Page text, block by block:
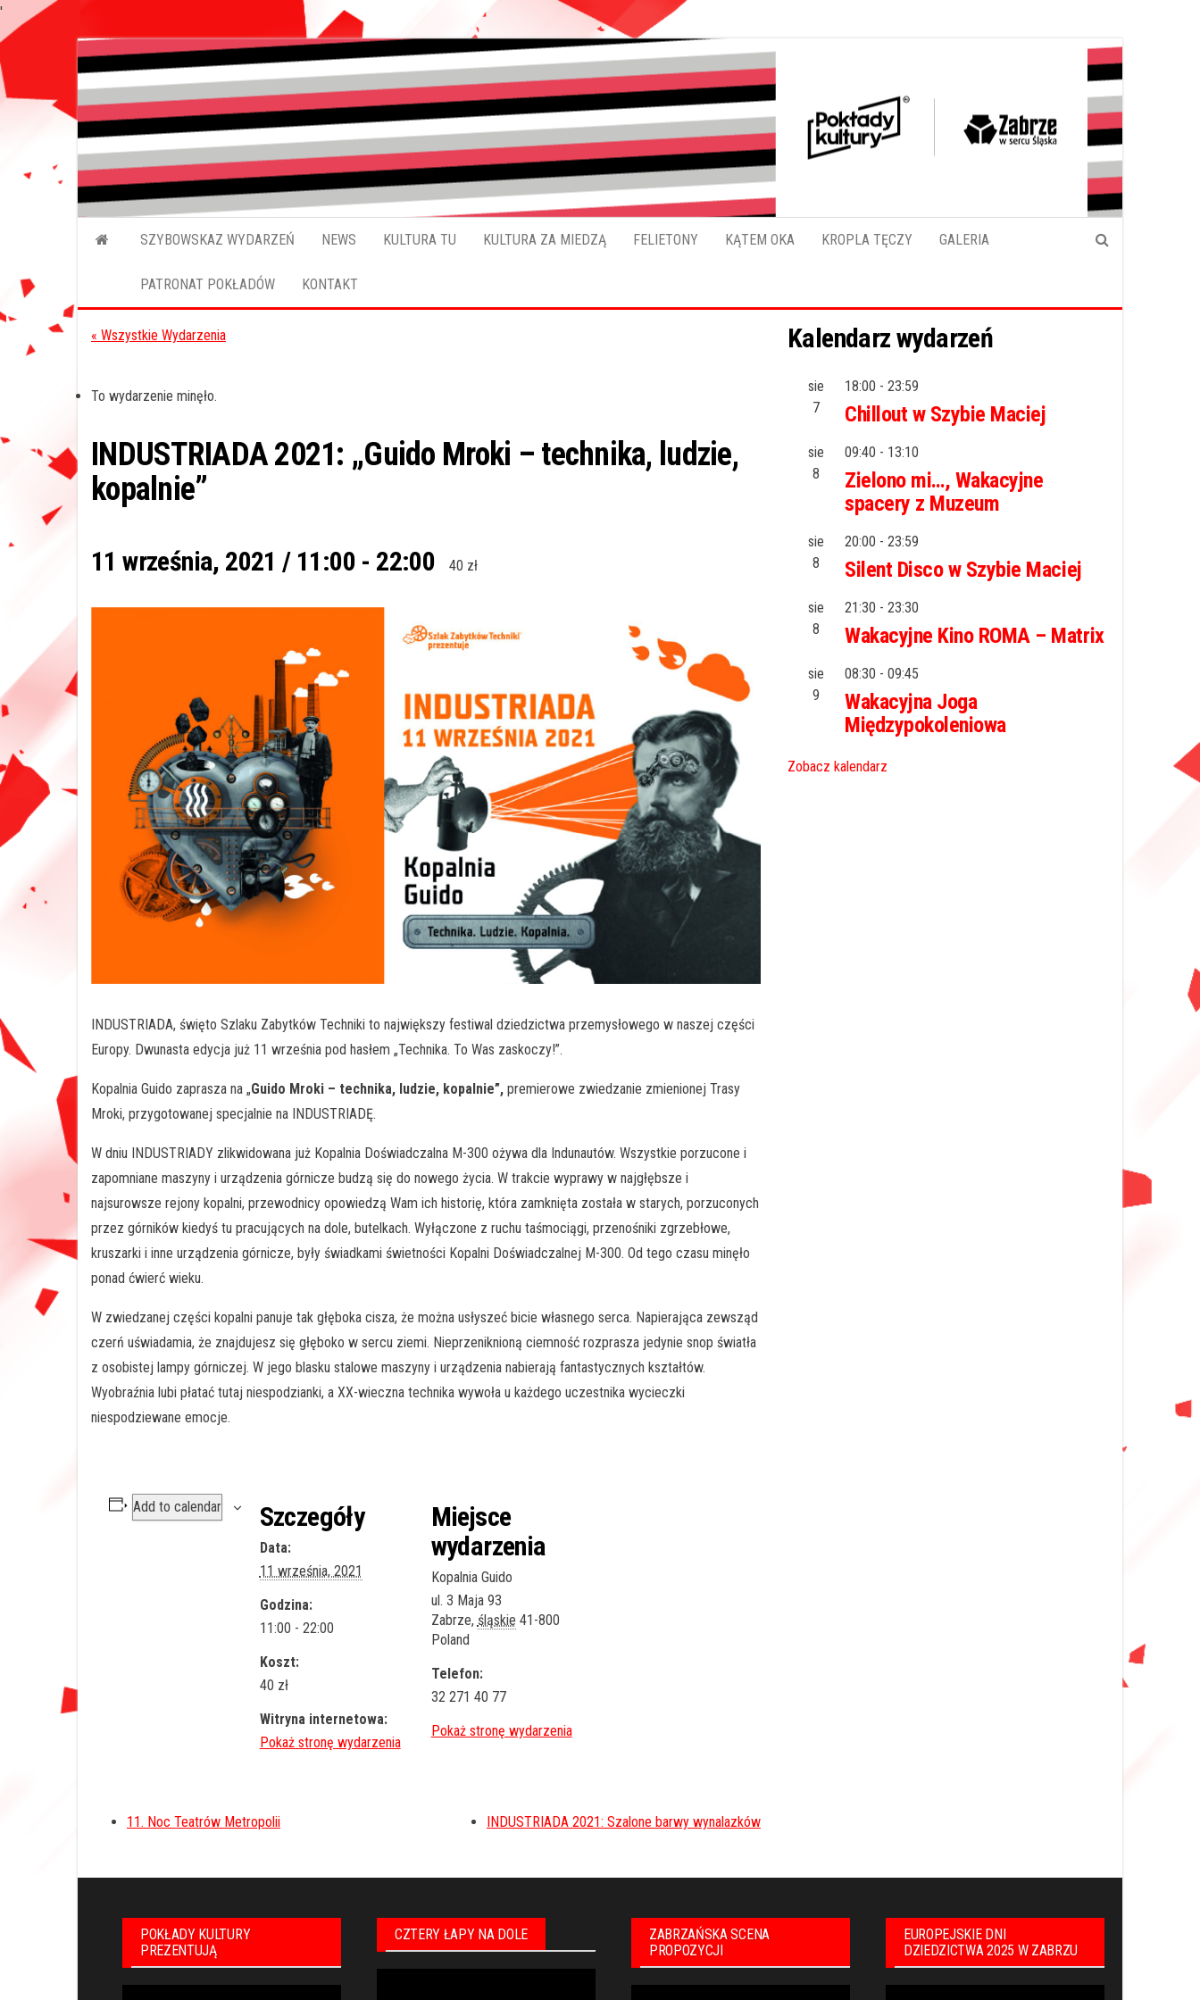
'
do
treści
Pokładykultury.eu
SZYBOWSKAZ WYDARZEŃ NEWS KULTURA TU KULTURA ZA MIEDZĄ FELIETONY KĄTEM OKA KROPLA TĘCZY GALERIA
PATRONAT POKŁADÓW KONTAKT
« Wszystkie Wydarzenia
To wydarzenie minęło.
INDUSTRIADA 2021: „Guido Mroki – technika, ludzie,
kopalnie”
11 września, 2021 / 11:00 - 22:00 40 zł
INDUSTRIADA, święto Szlaku Zabytków Techniki to największy festiwal dziedzictwa przemysłowego w naszej części
Europy. Dwunasta edycja już 11 września pod hasłem „Technika. To Was zaskoczy!”.
Kopalnia Guido zaprasza na „Guido Mroki – technika, ludzie, kopalnie”, premierowe zwiedzanie zmienionej Trasy
Mroki, przygotowanej specjalnie na INDUSTRIADĘ.
W dniu INDUSTRIADY zlikwidowana już Kopalnia Doświadczalna M-300 ożywa dla Indunautów. Wszystkie porzucone i
zapomniane maszyny i urządzenia górnicze budzą się do nowego życia. W trakcie wyprawy w najgłębsze i
najsurowsze rejony kopalni, przewodnicy opowiedzą Wam ich historię, która zamknięta została w starych, porzuconych
przez górników kiedyś tu pracujących na dole, butelkach. Wyłączone z ruchu taśmociągi, przenośniki zgrzebłowe,
kruszarki i inne urządzenia górnicze, były świadkami świetności Kopalni Doświadczalnej M-300. Od tego czasu minęło
ponad ćwierć wieku.
W zwiedzanej części kopalni panuje tak głęboka cisza, że można usłyszeć bicie własnego serca. Napierająca zewsząd
czerń uświadamia, że znajdujesz się głęboko w sercu ziemi. Nieprzeniknioną ciemność rozprasza jedynie snop światła
z osobistej lampy górniczej. W jego blasku stalowe maszyny i urządzenia nabierają fantastycznych kształtów.
Wyobraźnia lubi płatać tutaj niespodzianki, a XX-wieczna technika wywoła u każdego uczestnika wycieczki
niespodziewane emocje.
Add to calendar Szczegóły
Data:
11 września, 2021
Godzina:
11:00 - 22:00
Koszt:
40 zł
Witryna internetowa:
Miejsce
wydarzenia
Kopalnia Guido
ul. 3 Maja 93
Zabrze, śląskie 41-800
Poland
Telefon:
32 271 40 77
11. Noc Teatrów Metropolii INDUSTRIADA 2021: Szalone barwy wynalazków
Kalendarz wydarzeń
sie
7
18:00 - 23:59
Chillout w Szybie Maciej
sie
8
09:40 - 13:10
Zielono mi…, Wakacyjne
spacery z Muzeum
sie
8
20:00 - 23:59
Silent Disco w Szybie Maciej
sie
8
21:30 - 23:30
Wakacyjne Kino ROMA – Matrix
sie
9
08:30 - 09:45
Wakacyjna Joga
Międzypokoleniowa
Zobacz kalendarz
POKŁADY KULTURY
PREZENTUJĄ
CZTERY ŁAPY NA DOLE
ZABRZAŃSKA SCENA
PROPOZYCJI
EUROPEJSKIE DNI
DZIEDZICTWA 2025 W ZABRZU